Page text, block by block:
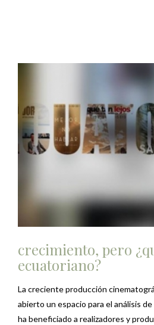
crecimiento, pero
ecuatoriano?
La creciente producción
abierto un espacio para el análisis
ha beneficiado a realizadores y